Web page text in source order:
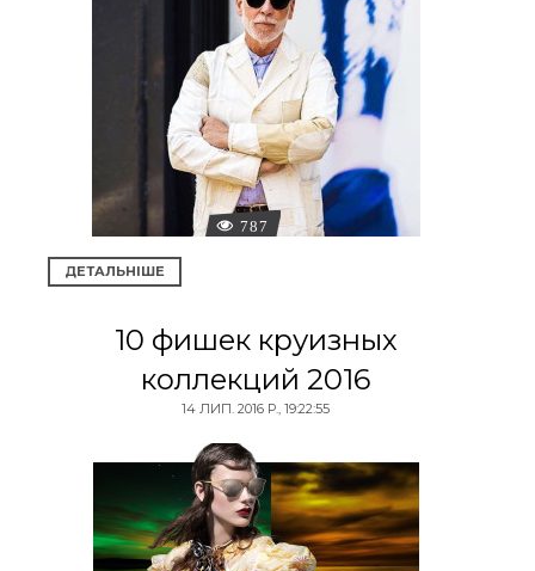
787
ДЕТАЛЬНІШЕ
10 фишек круизных
коллекций 2016
14 ЛИП. 2016 Р., 19:22:55